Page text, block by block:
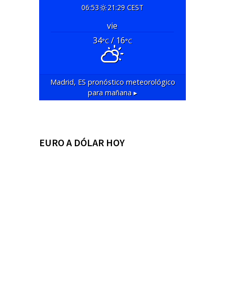
06:53 21:29 CEST
vie
34°C/ 16°C
Madrid, ESpronóstico meteorológico
para mañana ▸
EURO A DÓLAR HOY